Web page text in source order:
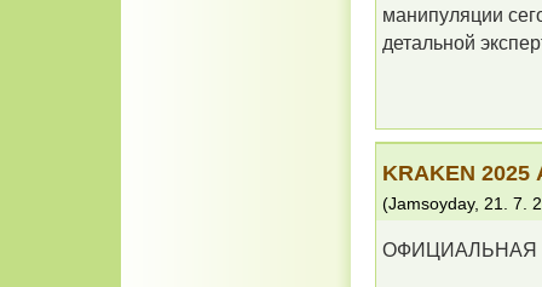
манипуляции
детальной
KRAKEN
(Jamsoyday, 21. 7.
ОФИЦИАЛЬНАЯ